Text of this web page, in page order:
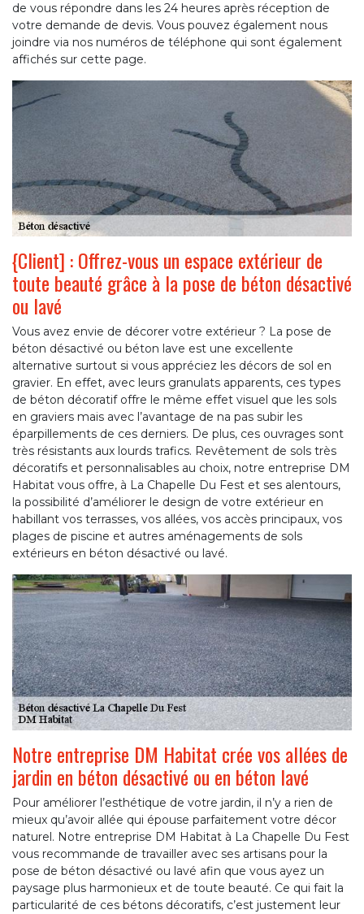
de vous répondre dans les 24 heures après réception de
votre demande de devis. Vous pouvez également nous
joindre via nos numéros de téléphone qui sont également
affichés sur cette page.
{Client] : Offrez-vous un espace extérieur de
toute beauté grâce à la pose de béton désactivé
ou lavé
Vous avez envie de décorer votre extérieur ? La pose de
béton désactivé ou béton lave est une excellente
alternative surtout si vous appréciez les décors de sol en
gravier. En effet, avec leurs granulats apparents, ces types
de béton décoratif offre le même effet visuel que les sols
en graviers mais avec l’avantage de na pas subir les
éparpillements de ces derniers. De plus, ces ouvrages sont
très résistants aux lourds trafics. Revêtement de sols très
décoratifs et personnalisables au choix, notre entreprise DM
Habitat vous offre, à La Chapelle Du Fest et ses alentours,
la possibilité d’améliorer le design de votre extérieur en
habillant vos terrasses, vos allées, vos accès principaux, vos
plages de piscine et autres aménagements de sols
extérieurs en béton désactivé ou lavé.
Notre entreprise DM Habitat crée vos allées de
jardin en béton désactivé ou en béton lavé
Pour améliorer l’esthétique de votre jardin, il n’y a rien de
mieux qu’avoir allée qui épouse parfaitement votre décor
naturel. Notre entreprise DM Habitat à La Chapelle Du Fest
vous recommande de travailler avec ses artisans pour la
pose de béton désactivé ou lavé afin que vous ayez un
paysage plus harmonieux et de toute beauté. Ce qui fait la
particularité de ces bétons décoratifs, c’est justement leur